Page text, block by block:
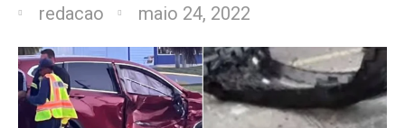
redacao maio 24, 2022